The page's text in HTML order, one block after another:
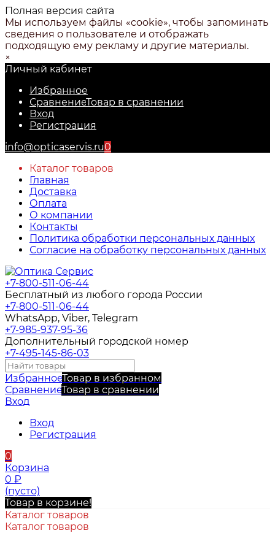
Полная версия сайта
Мы используем файлы «cookie», чтобы запоминать
сведения о пользователе и отображать
подходящую ему рекламу и другие материалы.
×
Личный кабинет
Избранное
СравнениеТовар в сравнении
Вход
Регистрация
info@opticaservis.ru0
Каталог товаров
Главная
Доставка
Оплата
О компании
Контакты
Политика обработки персональных данных
Согласие на обработку персональных данных
+7-800-511-06-44
Бесплатный из любого города России
+7-800-511-06-44
WhatsApp, Viber, Telegram
+7-985-937-95-36
Дополнительный городской номер
+7-495-145-86-03
ИзбранноеТовар в избранном
СравнениеТовар в сравнении
Вход
Вход
Регистрация
0
Корзина
0 ₽
(пусто)
Товар в корзине!
Каталог товаров
Каталог товаров